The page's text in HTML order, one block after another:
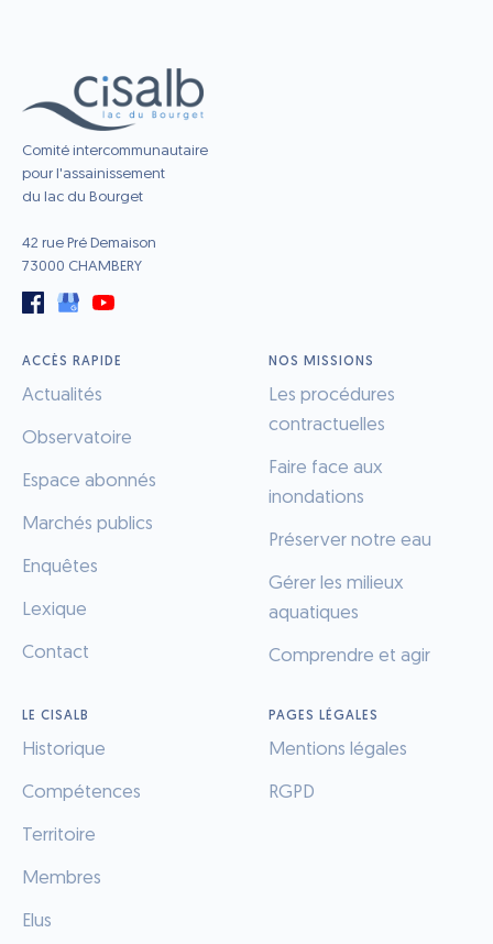
Comité intercommunautaire
pour l'assainissement
du lac du Bourget
42 rue Pré Demaison
73000 CHAMBERY
ACCÈS RAPIDE
Actualités
Observatoire
Espace abonnés
Marchés publics
Enquêtes
Lexique
Contact
NOS MISSIONS
Les procédures
contractuelles
Faire face aux
inondations
Préserver notre eau
Gérer les milieux
aquatiques
Comprendre et agir
LE CISALB
Historique
Compétences
Territoire
Membres
Elus
PAGES LÉGALES
Mentions légales
RGPD